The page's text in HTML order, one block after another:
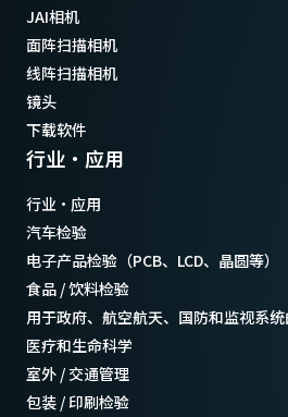
JAI相机
面阵扫描相机
线阵扫描相机
镜头
下载软件
行业·应用
行业·应用
汽车检验
电子产品检验（PCB、LCD、晶圆等）
食品 / 饮料检验
用于政府、航空航天、国防和监视系
医疗和生命科学
室外 / 交通管理
包装 / 印刷检验